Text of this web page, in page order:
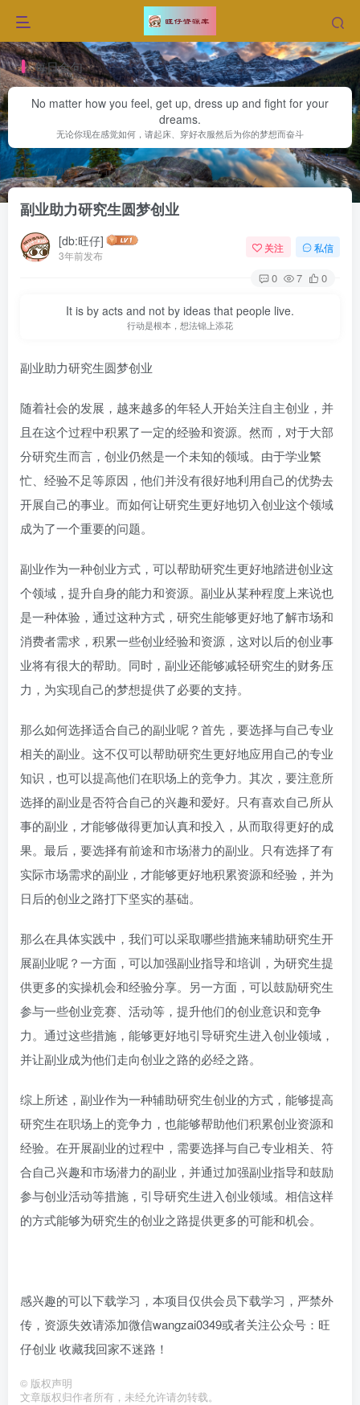
每日金句
No matter how you feel, get up, dress up and fight for your
dreams.
无论你现在感觉如何，请起床、穿好衣服然后为你的梦想而奋斗
首页 网赚文章 正文
副业助力研究生圆梦创业
[db:旺仔]
3年前发布
关注 私信
0 7 0
It is by acts and not by ideas that people live.
行动是根本，想法锦上添花
副业助力研究生圆梦创业
随着社会的发展，越来越多的年轻人开始关注自主创业，并
且在这个过程中积累了一定的经验和资源。然而，对于大部
分研究生而言，创业仍然是一个未知的领域。由于学业繁
忙、经验不足等原因，他们并没有很好地利用自己的优势去
开展自己的事业。而如何让研究生更好地切入创业这个领域
成为了一个重要的问题。
副业作为一种创业方式，可以帮助研究生更好地踏进创业这
个领域，提升自身的能力和资源。副业从某种程度上来说也
是一种体验，通过这种方式，研究生能够更好地了解市场和
消费者需求，积累一些创业经验和资源，这对以后的创业事
业将有很大的帮助。同时，副业还能够减轻研究生的财务压
力，为实现自己的梦想提供了必要的支持。
那么如何选择适合自己的副业呢？首先，要选择与自己专业
相关的副业。这不仅可以帮助研究生更好地应用自己的专业
知识，也可以提高他们在职场上的竞争力。其次，要注意所
选择的副业是否符合自己的兴趣和爱好。只有喜欢自己所从
事的副业，才能够做得更加认真和投入，从而取得更好的成
果。最后，要选择有前途和市场潜力的副业。只有选择了有
实际市场需求的副业，才能够更好地积累资源和经验，并为
日后的创业之路打下坚实的基础。
那么在具体实践中，我们可以采取哪些措施来辅助研究生开
展副业呢？一方面，可以加强副业指导和培训，为研究生提
供更多的实操机会和经验分享。另一方面，可以鼓励研究生
参与一些创业竞赛、活动等，提升他们的创业意识和竞争
力。通过这些措施，能够更好地引导研究生进入创业领域，
并让副业成为他们走向创业之路的必经之路。
综上所述，副业作为一种辅助研究生创业的方式，能够提高
研究生在职场上的竞争力，也能够帮助他们积累创业资源和
经验。在开展副业的过程中，需要选择与自己专业相关、符
合自己兴趣和市场潜力的副业，并通过加强副业指导和鼓励
参与创业活动等措施，引导研究生进入创业领域。相信这样
的方式能够为研究生的创业之路提供更多的可能和机会。
感兴趣的可以下载学习，本项目仅供会员下载学习，严禁外
传，资源失效请添加微信wangzai0349或者关注公众号：旺
仔创业 收藏我回家不迷路！
© 版权声明
文章版权归作者所有，未经允许请勿转载。